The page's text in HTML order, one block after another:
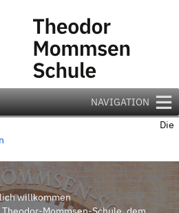
NAVIGATION
willkommen